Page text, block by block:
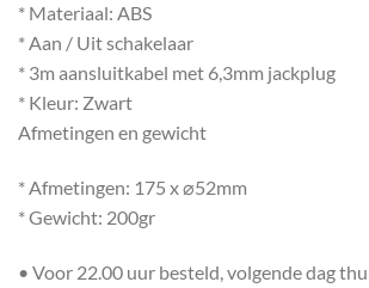
* Materiaal: ABS
* Aan / Uit schakelaar
* 3m aansluitkabel met 6,3mm jackplug
* Kleur: Zwart
Afmetingen en gewicht
* Afmetingen: 175 x ⌀52mm
* Gewicht: 200gr
• Voor 22.00 uur besteld, volgende dag